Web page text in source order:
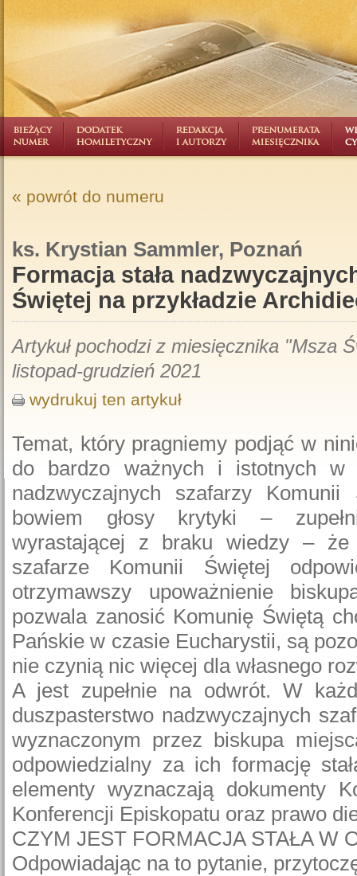
« powrót do numeru
ks. Krystian Sammler, Poznań
Formacja stała
Świętej na przykładzie
Artykuł pochodzi z miesięcznika "Msza
listopad-grudzień 2021
wydrukuj ten artykuł
Temat, który pragniemy podjąć w
do bardzo ważnych i istotnych w
nadzwyczajnych szafarzy
bowiem głosy krytyki –
wyrastającej z braku wiedzy – że
szafarze Komunii Świętej
otrzymawszy upoważnienie
pozwala zanosić Komunię Świętą
Pańskie w czasie Eucharystii, są
nie czynią nic więcej dla własnego
A jest zupełnie na odwrót. W
duszpasterstwo nadzwyczajnych
wyznaczonym przez biskupa
odpowiedzialny za ich formację
elementy wyznaczają dokumenty
Konferencji Episkopatu oraz prawo
CZYM JEST FORMACJA STAŁA W
Odpowiadając na to pytanie,